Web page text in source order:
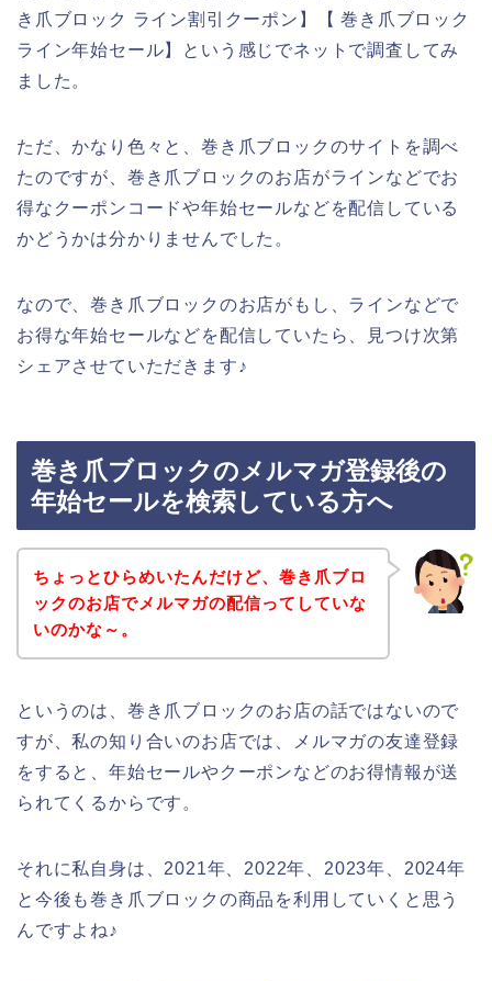
き爪ブロック ライン割引クーポン】【 巻き爪ブロック
ライン年始セール】という感じでネットで調査してみ
ました。
ただ、かなり色々と、巻き爪ブロックのサイトを調べ
たのですが、巻き爪ブロックのお店がラインなどでお
得なクーポンコードや年始セールなどを配信している
かどうかは分かりませんでした。
なので、巻き爪ブロックのお店がもし、ラインなどで
お得な年始セールなどを配信していたら、見つけ次第
シェアさせていただきます♪
巻き爪ブロックのメルマガ登録後の
年始セールを検索している方へ
ちょっとひらめいたんだけど、巻き爪ブロ
ックのお店でメルマガの配信ってしていな
いのかな～。
というのは、巻き爪ブロックのお店の話ではないので
すが、私の知り合いのお店では、メルマガの友達登録
をすると、年始セールやクーポンなどのお得情報が送
られてくるからです。
それに私自身は、2021年、2022年、2023年、2024年
と今後も巻き爪ブロックの商品を利用していくと思う
んですよね♪